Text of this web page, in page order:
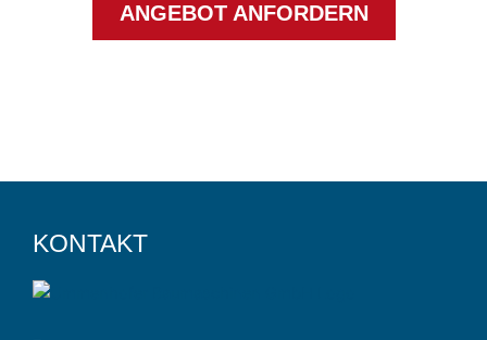
ANGEBOT ANFORDERN
KONTAKT